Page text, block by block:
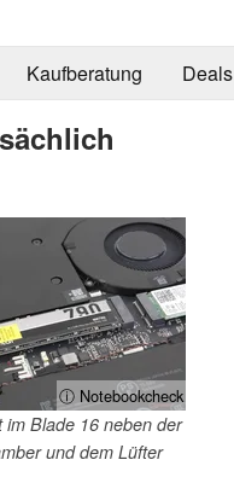
Kaufberatung Deals
ⓘ Notebookcheck
im Blade 16 neben der
und dem Lüfter